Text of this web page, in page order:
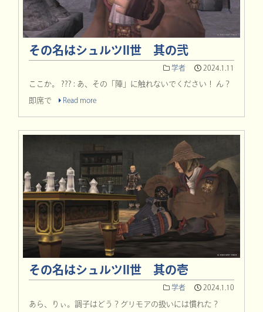
その名はシュルツII世 其の弐
学者 2024.1.11
ここか。 ??? : あ、その「陣」に触れないでください！ ん？
即席で Read more
その名はシュルツII世 其の壱
学者 2024.1.10
あら、りぃ。調子はどう？グリモアの扱いには慣れた？